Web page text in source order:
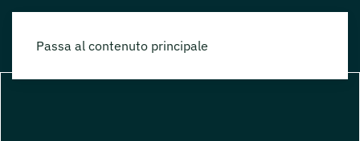
Passa al contenuto principale